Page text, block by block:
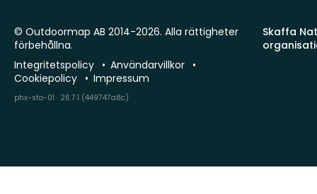
Skaffa
© Outdoormap AB 2014-2026. Alla rättigheter
förbehållna.
Integritetspolicy
Användarvillkor
Cookiepolicy
Impressum
phx-sto-01 · 26.7.1 (449747a8c)